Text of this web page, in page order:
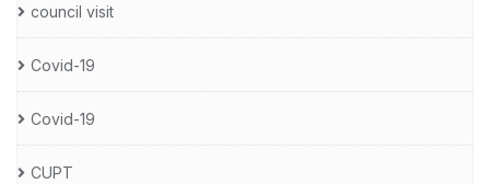
council visit
Covid-19
Covid-19
CUPT